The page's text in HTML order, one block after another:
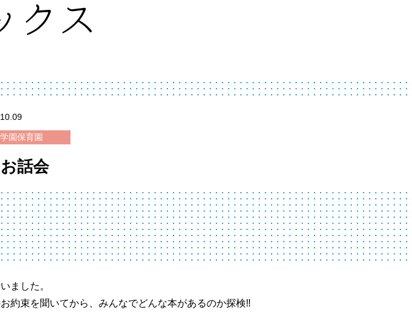
クス
園保育園
話会
ました。
約束を聞いてから、みんなでどんな本があるのか探検‼︎